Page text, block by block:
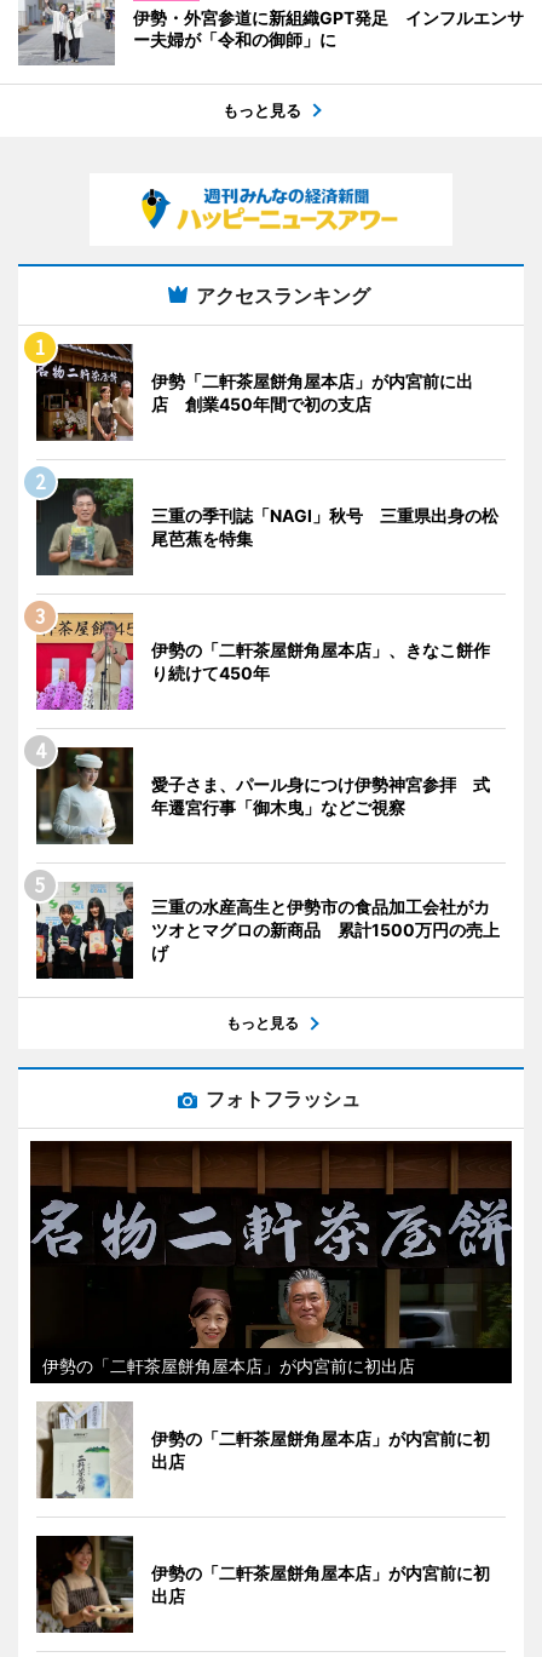
伊勢・外宮参道に新組織GPT発足 インフルエンサ
ー夫婦が「令和の御師」に
もっと見る
アクセスランキング
伊勢「二軒茶屋餅角屋本店」が内宮前に出
店 創業450年間で初の支店
三重の季刊誌「NAGI」秋号 三重県出身の松
尾芭蕉を特集
伊勢の「二軒茶屋餅角屋本店」、きなこ餅作
り続けて450年
愛子さま、パール身につけ伊勢神宮参拝 式
年遷宮行事「御木曳」などご視察
三重の水産高生と伊勢市の食品加工会社がカ
ツオとマグロの新商品 累計1500万円の売上
げ
もっと見る
フォトフラッシュ
伊勢の「二軒茶屋餅角屋本店」が内宮前に初出店
伊勢の「二軒茶屋餅角屋本店」が内宮前に初
出店
伊勢の「二軒茶屋餅角屋本店」が内宮前に初
出店